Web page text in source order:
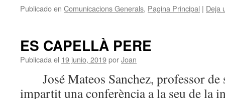
Publicado en Comunicacions Generals, Pagina Principal | Deja
ES CAPELLÀ PERE
Publicada el 19 junio, 2019porJoan
José Mateos Sanchez, professor de
impartit una conferència a la seu de la